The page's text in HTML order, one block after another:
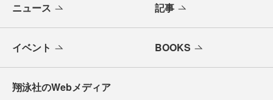
ニュース 記事
イベント BOOKS
翔泳社のWebメディア